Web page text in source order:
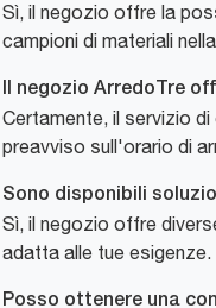
Sì, il negozio offre la
campioni di materiali
Il negozio ArredoTre
Certamente, il servizio
preavviso sull'orario di
Sono disponibili
Sì, il negozio offre
adatta alle tue esigenze.
Posso ottenere una